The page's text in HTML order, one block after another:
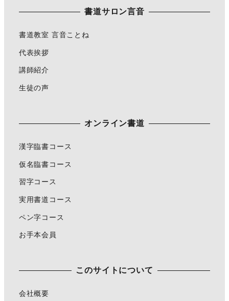
書道サロン言音
書道教室 言音ことね
代表挨拶
講師紹介
生徒の声
オンライン書道
漢字臨書コース
仮名臨書コース
習字コース
実用書道コース
ペン字コース
お手本会員
このサイトについて
会社概要